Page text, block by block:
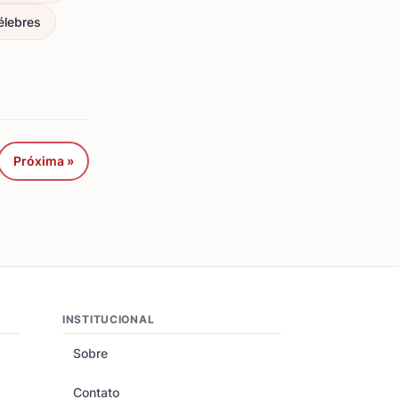
Próxima »
INSTITUCIONAL
Sobre
Contato